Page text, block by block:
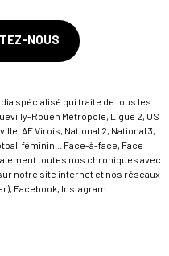
NOUS
spécialisé qui traite de tous les
Rouen Métropole, Ligue 2, US
AF Virois, National 2, National 3,
féminin... Face-à-face, Face
toutes nos chroniques avec
notre site internet et nos réseaux
Facebook, Instagram.